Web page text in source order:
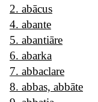
2. abācus
4. abante
5. abantiāre
6. abarka
7. abbaclare
8. abbas, abbāte